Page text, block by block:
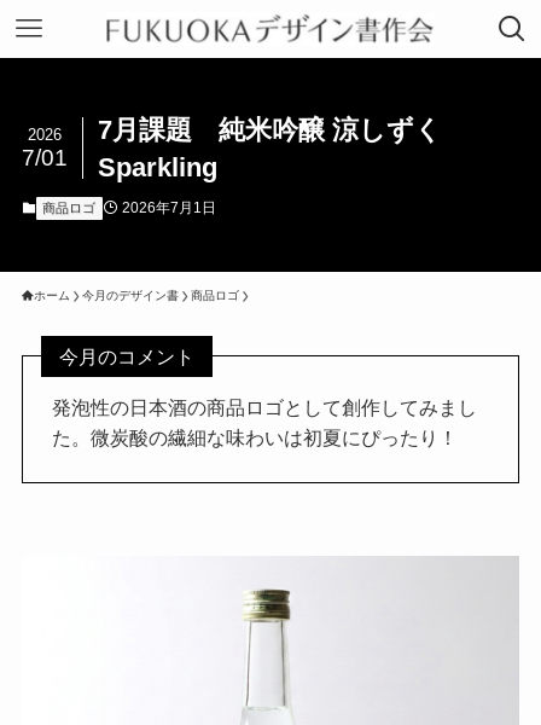
7月課題 純米吟醸 涼しずく
Sparkling
2026
7/01
商品ロゴ 2026年7月1日
ホーム 今月のデザイン書 商品ロゴ
今月のコメント
発泡性の日本酒の商品ロゴとして創作してみまし
た。微炭酸の繊細な味わいは初夏にぴったり！